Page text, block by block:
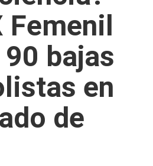
Femenil
bajas
en
de